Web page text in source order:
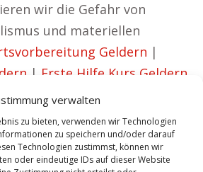
verwalten
zu bieten, verwenden wir Technologien
zu speichern und/oder darauf
Technologien zustimmst, können wir
oder eindeutige IDs auf dieser Website
wir die Gefahr von
und materiellen
Geldern |
| Erste Hilfe Kurs Geldern
aus
hat die Ansicht: